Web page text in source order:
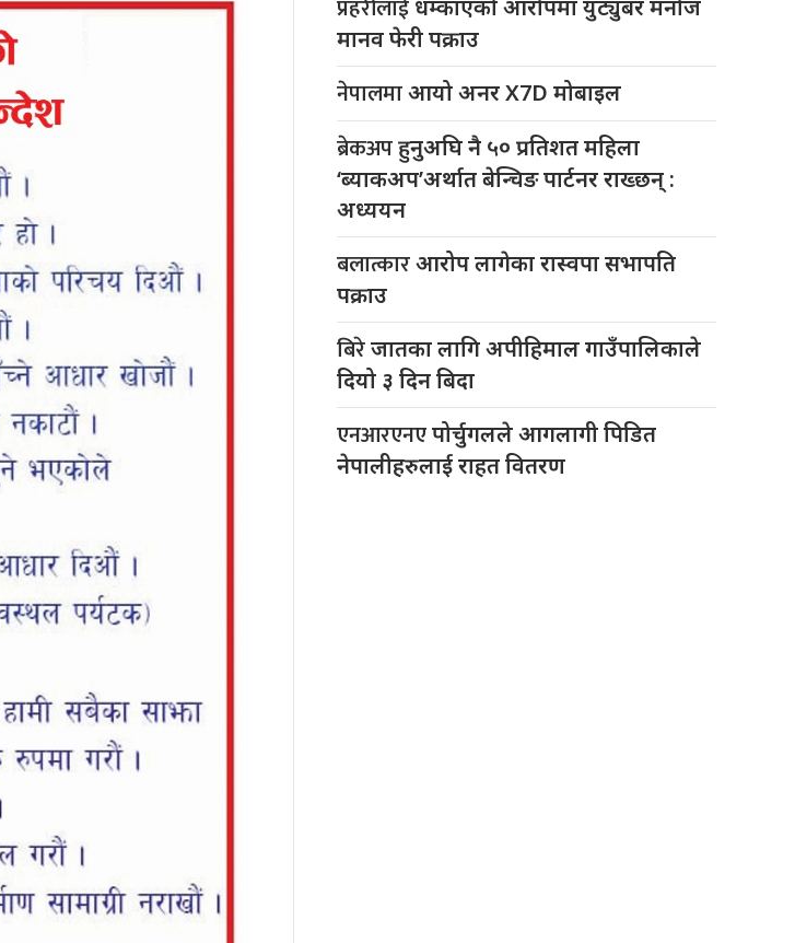
प्रहरीलाई धम्काएको आरोपमा युट्युबर मनोज
मानव फेरी पक्राउ
नेपालमाआयो अनर X7D मोबाइल
ब्रेकअपहुनुअघि नै ५० प्रतिशत महिला
‘ब्याकअप’अर्थात बेन्चिङ पार्टनर राख्छन् :
अध्ययन
बलात्कारआरोप लागेका रास्वपा सभापति
पक्राउ
बिरेजातका लागि अपीहिमाल गाउँपालिकाले
दियो ३ दिन बिदा
एनआरएनएपोर्चुगलले आगलागी पिडित
नेपालीहरुलाई राहत वितरण